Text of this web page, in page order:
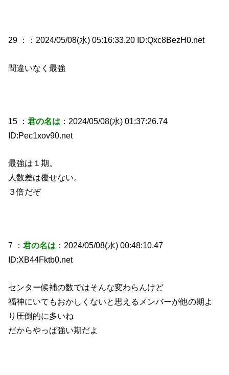
29 ： ：2024/05/08(水) 05:16:33.20 ID:Qxc8BezH0.net
間違いなく最強
15 ：君の名は ：2024/05/08(水) 01:37:26.74
ID:Pec1xov90.net
最強は１期。
人数差は覆せない。
３倍だぞ
7 ：君の名は ：2024/05/08(水) 00:48:10.47
ID:XB44Fktb0.net
センター候補の数ではそんな変わらんけど
福神にいてもおかしくないと思えるメンバーが他の期よ
り圧倒的に多いね
だからやっぱ強い期だよ